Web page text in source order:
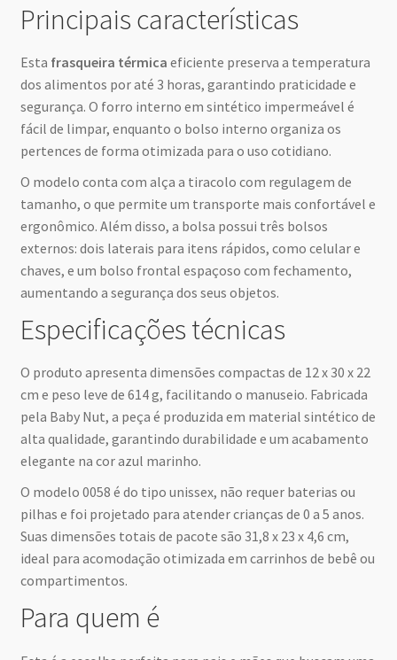
Principais características
Esta frasqueira térmica eficiente preserva a temperatura
dos alimentos por até 3 horas, garantindo praticidade e
segurança. O forro interno em sintético impermeável é
fácil de limpar, enquanto o bolso interno organiza os
pertences de forma otimizada para o uso cotidiano.
O modelo conta com alça a tiracolo com regulagem de
tamanho, o que permite um transporte mais confortável e
ergonômico. Além disso, a bolsa possui três bolsos
externos: dois laterais para itens rápidos, como celular e
chaves, e um bolso frontal espaçoso com fechamento,
aumentando a segurança dos seus objetos.
Especificações técnicas
O produto apresenta dimensões compactas de 12 x 30 x 22
cm e peso leve de 614 g, facilitando o manuseio. Fabricada
pela Baby Nut, a peça é produzida em material sintético de
alta qualidade, garantindo durabilidade e um acabamento
elegante na cor azul marinho.
O modelo 0058 é do tipo unissex, não requer baterias ou
pilhas e foi projetado para atender crianças de 0 a 5 anos.
Suas dimensões totais de pacote são 31,8 x 23 x 4,6 cm,
ideal para acomodação otimizada em carrinhos de bebê ou
compartimentos.
Para quem é